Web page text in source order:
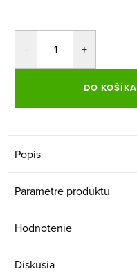
DO KOŠÍKA
Popis
Parametre produktu
Hodnotenie
Diskusia